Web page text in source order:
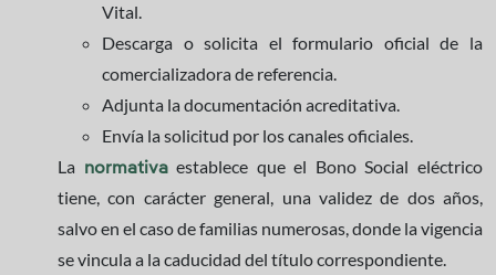
Vital.
Descarga o solicita el formulario oficial de la
comercializadora de referencia.
Adjunta la documentación acreditativa.
Envía la solicitud por los canales oficiales.
La
normativaestablece que el Bono Social eléctrico
tiene, con carácter general, una validez de dos años,
salvo en el caso de familias numerosas, donde la vigencia
se vincula a la caducidad del título correspondiente.